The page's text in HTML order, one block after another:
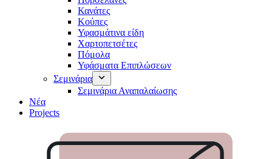
Κανάτες
Κούπες
Υφασμάτινα είδη
Χαρτοπετσέτες
Πόμολα
Υφάσματα Επιπλώσεων
Σεμινάρια
Σεμινάρια Αναπαλαίωσης
Νέα
Projects